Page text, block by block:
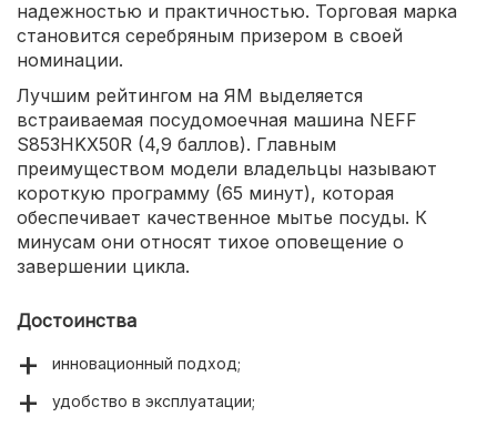
надежностью и практичностью. Торговая марка
становится серебряным призером в своей
номинации.
Лучшим рейтингом на ЯМ выделяется
встраиваемая посудомоечная машина NEFF
S853HKX50R (4,9 баллов). Главным
преимуществом модели владельцы называют
короткую программу (65 минут), которая
обеспечивает качественное мытье посуды. К
минусам они относят тихое оповещение о
завершении цикла.
Достоинства
инновационный подход;
удобство в эксплуатации;